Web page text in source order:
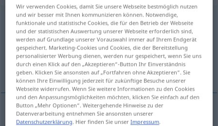
umfallen <irrsein>
Übersicht aller Übersetzungen
(Für mehr Details die Übersetzung anklicken/antippen)
svalovat se, kácet se, otáčet, obracet
svalovat<-lit>se,<s>kácetse umfallen
Wir verwenden Cookies, damit Sie unsere Webseite bestmöglich nutzen
und wir besser mit Ihnen kommunizieren können. Notwendige,
funktionale und statistische Cookies, die für den Betrieb der Webseite
und der statistischen Auswertung unserer Webseite erforderlich sind,
werden auf Grundlage unserer Vorauswahl immer auf Ihrem Endgerät
gespeichert. Marketing-Cookies und Cookies, die der Bereitstellung
personalisierter Werbung dienen, werden nur gespeichert, wenn Sie uns
durch einen Klick auf den „Akzeptieren“-Button Ihr Einverständnis
geben. Klicken Sie ansonsten auf „Fortfahren ohne Akzeptieren“. Sie
können Ihre Einwilligung jederzeit für zukünftige Besuche unserer
Webseite widerrufen. Wenn Sie weitere Informationen zu den Cookies
und den Anpassungsmöglichkeiten möchten, klicken Sie einfach auf den
Button „Mehr Optionen“. Weitergehende Hinweise zu der
Datenverarbeitung entnehmen Sie ansonsten unserer
Datenschutzerklärung. Hier finden Sie unserImpressum.